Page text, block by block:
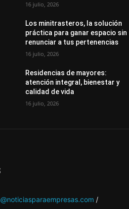
16 julio, 2026
Los minitrasteros, la solución
práctica para ganar espacio sin
renunciar a tus pertenencias
16 julio, 2026
Residencias de mayores:
atención integral, bienestar y
calidad de vida
16 julio, 2026
/